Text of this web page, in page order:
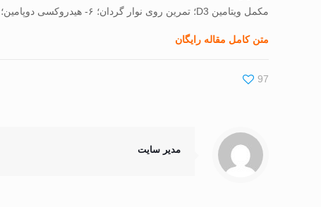
مکمل ویتامین D3؛ تمرین روی نوار گردان؛ ۶- هیدروکسی دوپامین؛ فاکتور رشد عصبی؛ پارکینسون
متن کامل مقاله رایگان
97
مدیر سایت